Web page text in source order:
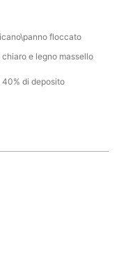
floccato
e legno massello
di deposito